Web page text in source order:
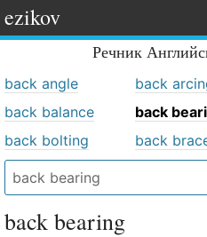
ezikov
Речник
back angle back
back balance
back
back bolting
back
back bearing